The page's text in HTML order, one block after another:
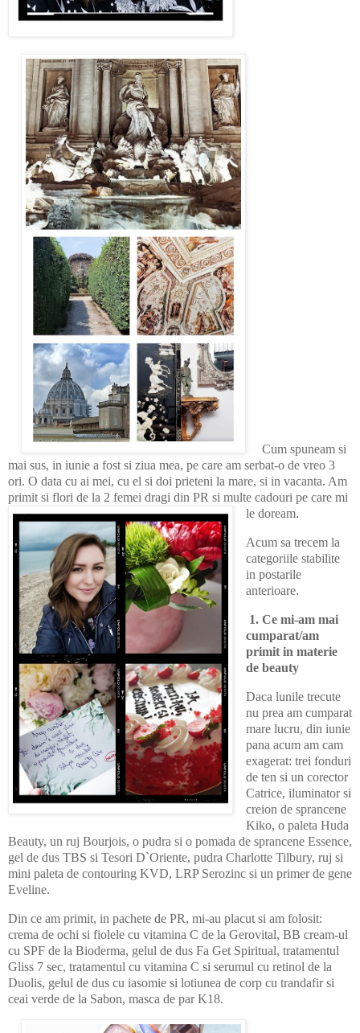
Cum spuneam si
mai sus, in iunie a fost si ziua mea, pe care am serbat-o de vreo 3
ori. O data cu ai mei, cu el si doi prieteni la mare, si in vacanta. Am
primit si flori de la 2 femei dragi din PR si multe cadouri pe care mi
le doream.
Acum sa trecem la
categoriile stabilite
in postarile
anterioare.
1. Ce mi-am mai
cumparat/am
primit in materie
de beauty
Daca lunile trecute
nu prea am cumparat
mare lucru, din iunie
pana acum am cam
exagerat: trei fonduri
de ten si un corector
Catrice, iluminator si
creion de sprancene
Kiko, o paleta Huda
Beauty, un ruj Bourjois, o pudra si o pomada de sprancene Essence,
gel de dus TBS si Tesori D`Oriente, pudra Charlotte Tilbury, ruj si
mini paleta de contouring KVD, LRP Serozinc si un primer de gene
Eveline.
Din ce am primit, in pachete de PR, mi-au placut si am folosit:
crema de ochi si fiolele cu vitamina C de la Gerovital, BB cream-ul
cu SPF de la Bioderma, gelul de dus Fa Get Spiritual, tratamentul
Gliss 7 sec, tratamentul cu vitamina C si serumul cu retinol de la
Duolis, gelul de dus cu iasomie si lotiunea de corp cu trandafir si
ceai verde de la Sabon, masca de par K18.